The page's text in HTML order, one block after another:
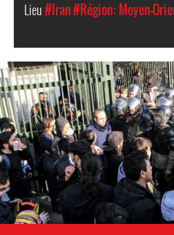
Lieu#Iran#Région: Moyen-
iran_page.jpg